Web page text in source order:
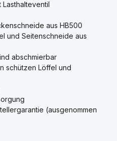
aus HB500
und Seitenschneide aus
abschmierbar
schützen Löffel und
(ausgenommen